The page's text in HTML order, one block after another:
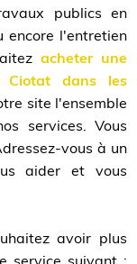
publics en
encore l'entretien
acheter une
Ciotat dans les
site l'ensemble
services. Vous
vous à un
aider et vous
avoir plus